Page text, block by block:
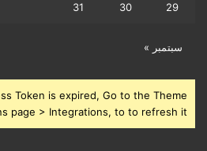
29
30
31
سبتمبر »
Token is expired, Go to the Theme
page > Integrations, to to refresh it.